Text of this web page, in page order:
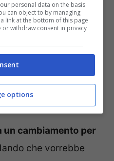
sul futuro di Domenica In:
(Foto Ansa –
un cambiamento per
che vorrebbe
personal data on the basis
can object to by managing
link at the bottom of this page
or withdraw consent in privacy
options